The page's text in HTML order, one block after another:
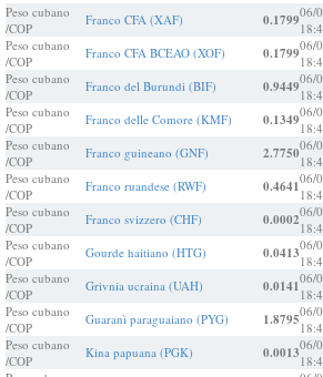
Peso cubano
/COP
Franco CFA (XAF) 0.179906/
Peso cubano
/COP
Franco CFA BCEAO (XOF) 0.179906/
Peso cubano
/COP
Franco del Burundi (BIF) 0.944906/
Peso cubano
/COP
Franco delle Comore (KMF) 0.134906/
Peso cubano
/COP
Franco guineano (GNF) 2.775006/
Peso cubano
/COP
Franco ruandese (RWF) 0.464106/
Peso cubano
/COP
Franco svizzero (CHF) 0.000206/
Peso cubano
/COP
Gourde haitiano (HTG) 0.041306/
Peso cubano
/COP
Grivnia ucraina (UAH) 0.014106/
Peso cubano
/COP
Guaranì paraguaiano (PYG) 1.879506/
Peso cubano
/COP
Kina papuana (PGK) 0.001306/